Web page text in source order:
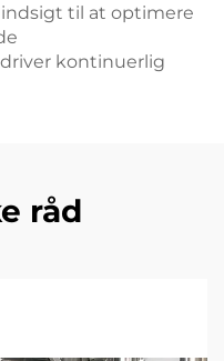
til at optimere
kontinuerlig
råd